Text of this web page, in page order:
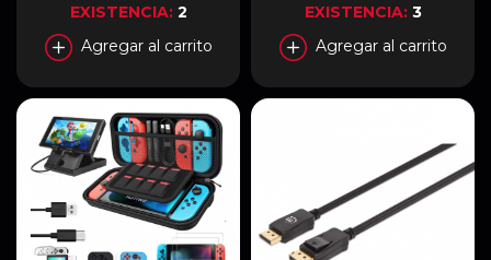
EXISTENCIA: 2
Agregar al carrito
EXISTENCIA: 3
Agregar al carrito